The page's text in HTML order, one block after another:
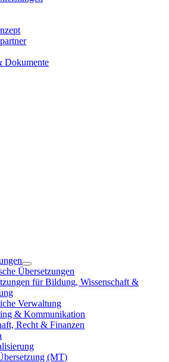
Dokumente
Übersetzungen
für Bildung, Wissenschaft &
Verwaltung
& Kommunikation
Recht & Finanzen
(MT)